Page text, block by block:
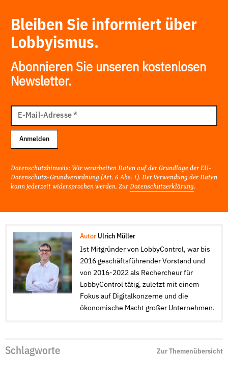
Bleiben Sie informiert über
Lobbyismus.
Abonnieren Sie unseren kostenlosen
Newsletter.
Mail
Adresse
E-Mail-Adresse*
Anmelden
Datenschutzhinweis: Wir verarbeiten Daten auf der Grundlage der EU-
Datenschutz-Grundverordnung (Art. 6 Abs. 1). Der Verwendung der Daten
kann jederzeit widersprochen werden. Zur Datenschutzerklärung.
Autor Ulrich Müller
Ist Mitgründer von LobbyControl, war bis
2016 geschäftsführender Vorstand und
von 2016-2022 als Rechercheur für
LobbyControl tätig, zuletzt mit einem
Fokus auf Digitalkonzerne und die
ökonomische Macht großer Unternehmen.
Schlagworte Zur Themenübersicht